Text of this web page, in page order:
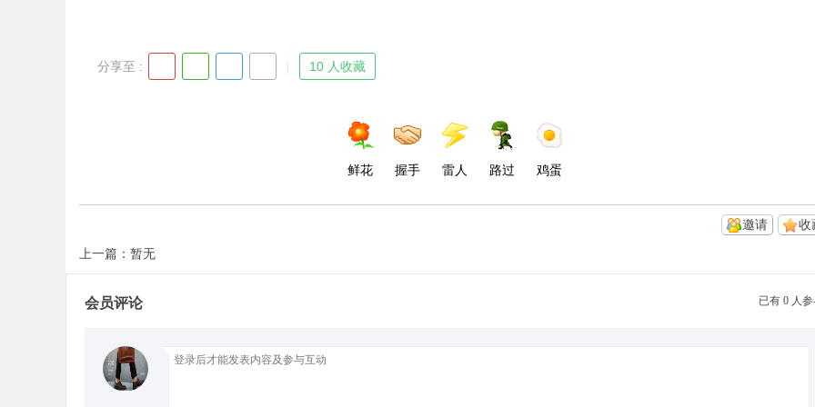
分享至 : 10 人收藏
鲜花 握手 雷人 路过 鸡蛋
收
邀请
上一篇：暂无
已有 0 人
会员评论